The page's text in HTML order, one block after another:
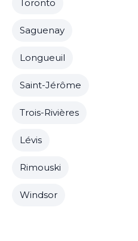
Toronto
Saguenay
Longueuil
Saint-Jérôme
Trois-Rivières
Lévis
Rimouski
Windsor